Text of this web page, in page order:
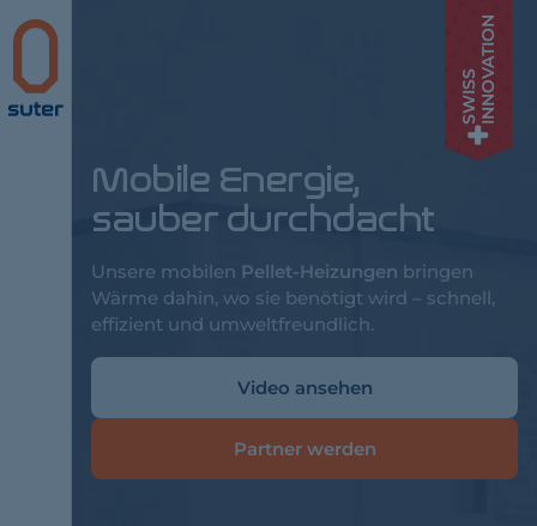
Suter
SWISSINNOVATION
Mobile Energie,
sauber durchdacht
Unsere mobilen Pellet-Heizungen bringen
Wärme dahin, wo sie benötigt wird – schnell,
effizient und umweltfreundlich.
Video ansehen
Partner werden